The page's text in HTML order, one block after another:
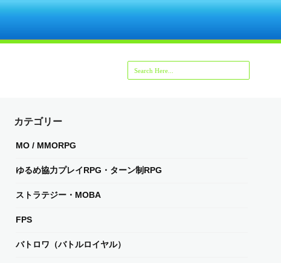
カテゴリー
MO / MMORPG
ゆるめ協力プレイRPG・ターン制RPG
ストラテジー・MOBA
FPS
バトロワ（バトルロイヤル）